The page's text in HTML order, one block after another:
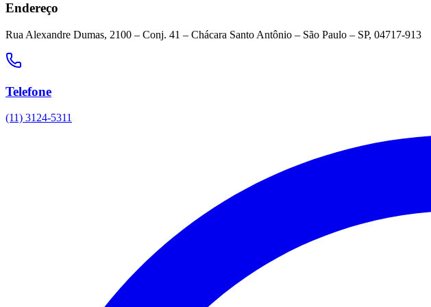
Endereço
Rua Alexandre Dumas, 2100 – Conj. 41 – Chácara Santo Antônio – São Paulo – SP, 04717-913
Telefone
(11) 3124-5311